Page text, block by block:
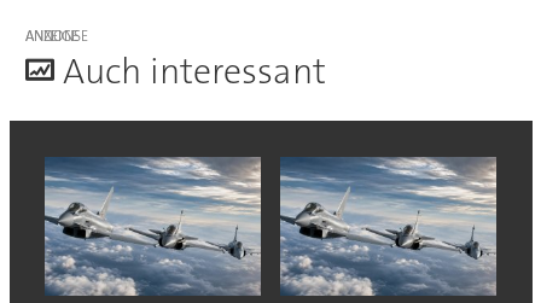
ANZEIGE
Auch interessant